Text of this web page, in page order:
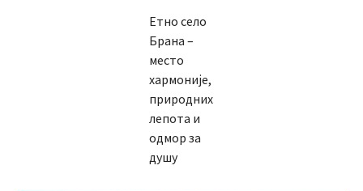
Етно село
Брана –
место
хармоније,
природних
лепота и
одмор за
душу